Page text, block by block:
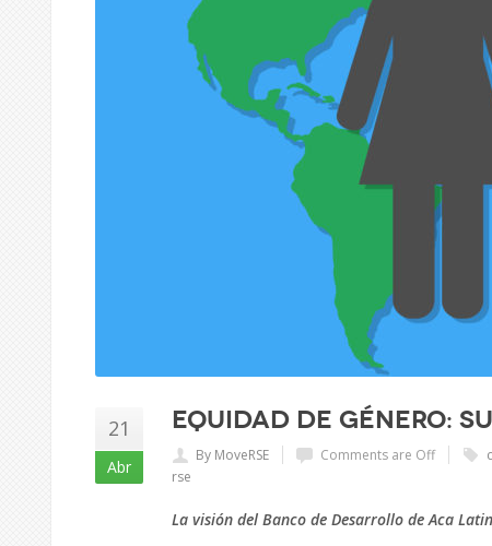
21
Abr
Equidad de Género:
By MoveRSE Comments are Off
rse
La visión del Banco de Desarrollo de Aca